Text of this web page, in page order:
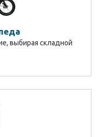
выбирая складной